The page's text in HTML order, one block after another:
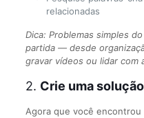
relacionadas
Dica: Problemas simples
partida — desde
gravar vídeos ou lidar com
2. Crie uma
Agora que você encontrou